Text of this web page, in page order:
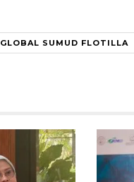
GLOBAL SUMUD FLOTILLA